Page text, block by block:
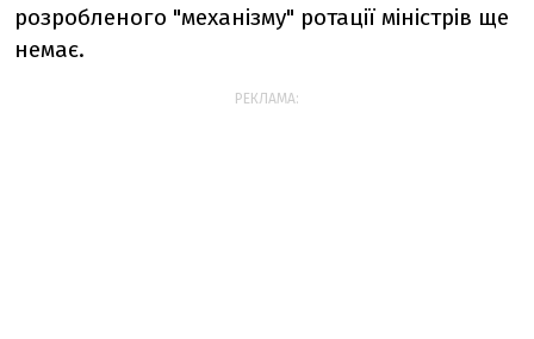
розробленого "механізму" ротації міністрів ще
немає.
РЕКЛАМА: